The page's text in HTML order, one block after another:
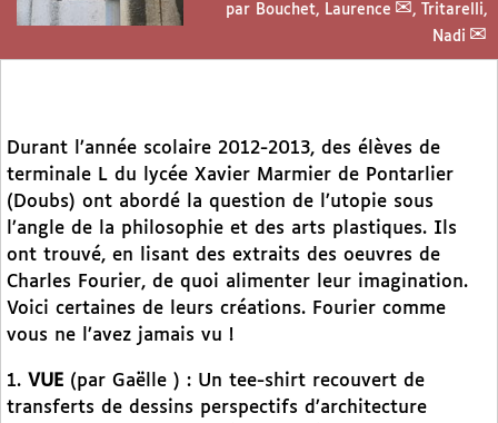
par Bouchet, Laurence , Tritarelli,
Nadi
Durant l’année scolaire 2012-2013, des élèves de
terminale L du lycée Xavier Marmier de Pontarlier
(Doubs) ont abordé la question de l’utopie sous
l’angle de la philosophie et des arts plastiques. Ils
ont trouvé, en lisant des extraits des oeuvres de
Charles Fourier, de quoi alimenter leur imagination.
Voici certaines de leurs créations. Fourier comme
vous ne l’avez jamais vu !
1. VUE (par Gaëlle ) : Un tee-shirt recouvert de
transferts de dessins perspectifs d’architecture